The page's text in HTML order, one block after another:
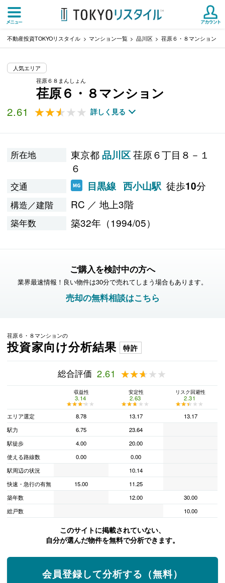
不動産投資TOKYOリスタイル マンション一覧 品川区 荏原６・８マンション
人気エリア
荏原６８まんしょん
荏原６・８マンション
2.61 ★★★★★
★★★★★ 詳しく見る
所在地 東京都 品川区荏原６丁目８－１
６
交通 目黒線 西小山駅 徒歩10分
構造／建階 RC ／ 地上3階
築年数 築32年（1994/05）
ご購入を検討中の方へ
業界最速情報！良い物件は30分で売れてしまう場合もあります。
売却の無料相談はこちら
荏原６・８マンションの
投資家向け分析結果 特許
総合評価 2.61 ★★★★★
★★★★★
収益性
3.14
★★★★★
★★★★★
安定性
2.63
★★★★★
★★★★★
リスク回避性
2.31
★★★★★
★★★★★
エリア選定
8.78 13.17
13.17
駅力
6.75
23.64
駅徒歩
4.00
20.00
使える路線数
0.00
0.00
駅周辺の状況
10.14
快速・急行の有無
15.00
11.25
築年数
12.00
30.00
総戸数
10.00
このサイトに掲載されていない、
自分が選んだ物件を無料で分析できます。
会員登録して分析する（無料）